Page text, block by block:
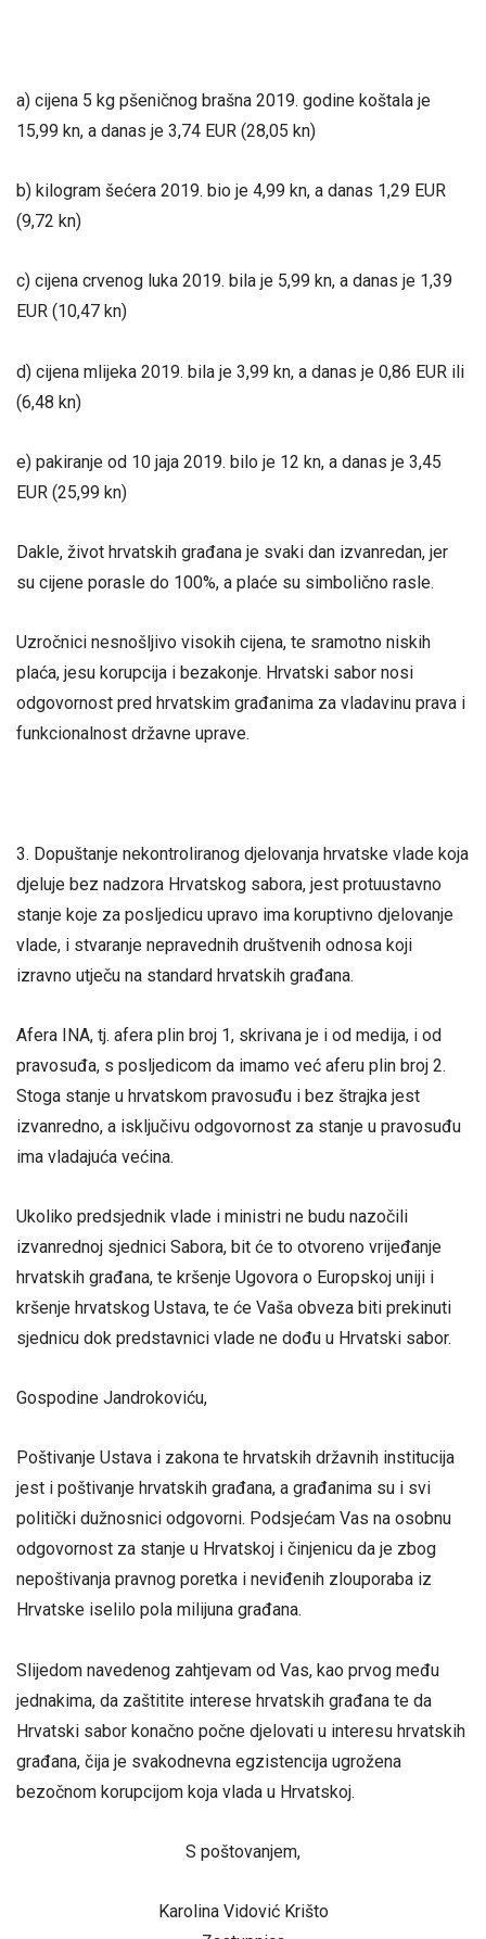
a) cijena 5 kg pšeničnog brašna 2019. godine koštala je
15,99 kn, a danas je 3,74 EUR (28,05 kn)
b) kilogram šećera 2019. bio je 4,99 kn, a danas 1,29 EUR
(9,72 kn)
c) cijena crvenog luka 2019. bila je 5,99 kn, a danas je 1,39
EUR (10,47 kn)
d) cijena mlijeka 2019. bila je 3,99 kn, a danas je 0,86 EUR ili
(6,48 kn)
e) pakiranje od 10 jaja 2019. bilo je 12 kn, a danas je 3,45
EUR (25,99 kn)
Dakle, život hrvatskih građana je svaki dan izvanredan, jer
su cijene porasle do 100%, a plaće su simbolično rasle.
Uzročnici nesnošljivo visokih cijena, te sramotno niskih
plaća, jesu korupcija i bezakonje. Hrvatski sabor nosi
odgovornost pred hrvatskim građanima za vladavinu prava i
funkcionalnost državne uprave.
3. Dopuštanje nekontroliranog djelovanja hrvatske vlade koja
djeluje bez nadzora Hrvatskog sabora, jest protuustavno
stanje koje za posljedicu upravo ima koruptivno djelovanje
vlade, i stvaranje nepravednih društvenih odnosa koji
izravno utječu na standard hrvatskih građana.
Afera INA, tj. afera plin broj 1, skrivana je i od medija, i od
pravosuđa, s posljedicom da imamo već aferu plin broj 2.
Stoga stanje u hrvatskom pravosuđu i bez štrajka jest
izvanredno, a isključivu odgovornost za stanje u pravosuđu
ima vladajuća većina.
Ukoliko predsjednik vlade i ministri ne budu nazočili
izvanrednoj sjednici Sabora, bit će to otvoreno vrijeđanje
hrvatskih građana, te kršenje Ugovora o Europskoj uniji i
kršenje hrvatskog Ustava, te će Vaša obveza biti prekinuti
sjednicu dok predstavnici vlade ne dođu u Hrvatski sabor.
Gospodine Jandrokoviću,
Poštivanje Ustava i zakona te hrvatskih državnih institucija
jest i poštivanje hrvatskih građana, a građanima su i svi
politički dužnosnici odgovorni. Podsjećam Vas na osobnu
odgovornost za stanje u Hrvatskoj i činjenicu da je zbog
nepoštivanja pravnog poretka i neviđenih zlouporaba iz
Hrvatske iselilo pola milijuna građana.
Slijedom navedenog zahtjevam od Vas, kao prvog među
jednakima, da zaštitite interese hrvatskih građana te da
Hrvatski sabor konačno počne djelovati u interesu hrvatskih
građana, čija je svakodnevna egzistencija ugrožena
bezočnom korupcijom koja vlada u Hrvatskoj.
S poštovanjem,
Karolina Vidović Krišto